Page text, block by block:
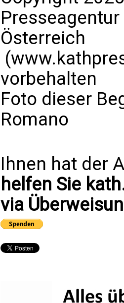
Presseagentur
Österreich
vorbehalten
Foto dieser
Romano
Ihnen hat der
helfen Sie
via